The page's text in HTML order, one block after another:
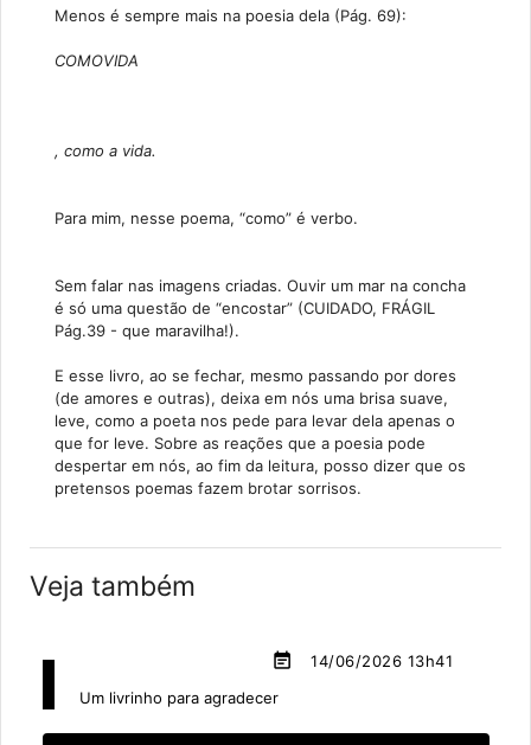
Menos é sempre mais na poesia dela (Pág. 69):
COMOVIDA
, como a vida.
Para mim, nesse poema, “como” é verbo.
Sem falar nas imagens criadas. Ouvir um mar na concha
é só uma questão de “encostar” (CUIDADO, FRÁGIL
Pág.39 - que maravilha!).
E esse livro, ao se fechar, mesmo passando por dores
(de amores e outras), deixa em nós uma brisa suave,
leve, como a poeta nos pede para levar dela apenas o
que for leve. Sobre as reações que a poesia pode
despertar em nós, ao fim da leitura, posso dizer que os
pretensos poemas fazem brotar sorrisos.
Veja também
event_note
14/06/2026 13h41
Um livrinho para agradecer